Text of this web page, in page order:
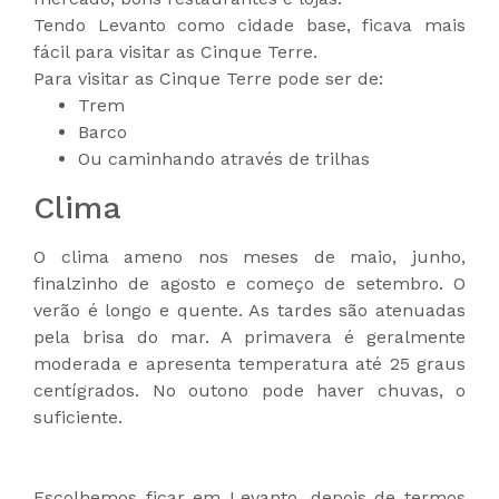
Tendo Levanto como cidade base, ficava mais
fácil para visitar as Cinque Terre.
Para visitar as Cinque Terre pode ser de:
Trem
Barco
Ou caminhando através de trilhas
Clima
O clima ameno nos meses de maio, junho,
finalzinho de agosto e começo de setembro. O
verão é longo e quente. As tardes são atenuadas
pela brisa do mar. A primavera é geralmente
moderada e apresenta temperatura até 25 graus
centígrados. No outono pode haver chuvas, o
suficiente.